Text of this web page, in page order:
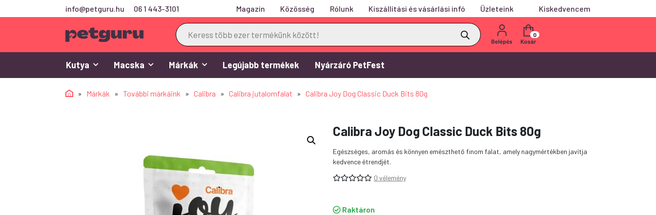
info@petguru.hu 06 1 443-3101 Magazin Közösség Rólunk Kiszállítási és vásárlási infó Üzleteink
Kiskedvencem
Products
search
0
Kutya Macska Márkák Legújabb termékek Nyárzáró PetFest
» Márkák » További márkáink » Calibra » Calibra jutalomfalat » Calibra Joy Dog Classic Duck Bits 80g
Calibra Joy Dog Classic Duck Bits 80g
Egészséges, aromás és könnyen emészthető finom falat, amely nagymértékben javítja
kedvence étrendjét.
0 vélemény
Raktáron